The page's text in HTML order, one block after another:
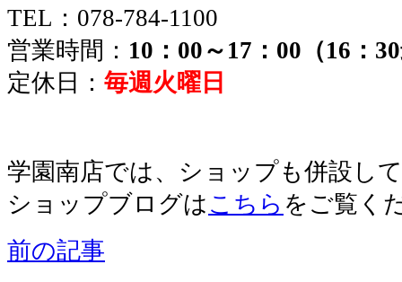
TEL：078-784-1100
営業時間： 10：00～17：00（16：
定休日： 毎週火曜日
学園南店では、ショップも併設し
ショップブログは こちら をご覧く
前の記事